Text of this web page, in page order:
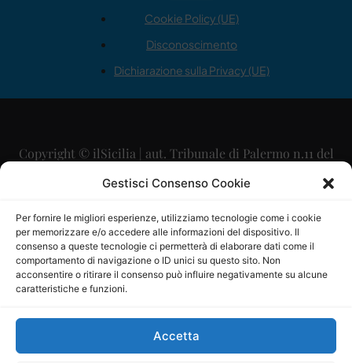
Gestisci Consenso Cookie
Per fornire le migliori esperienze, utilizziamo tecnologie come i cookie
per memorizzare e/o accedere alle informazioni del dispositivo. Il
consenso a queste tecnologie ci permetterà di elaborare dati come il
comportamento di navigazione o ID unici su questo sito. Non
acconsentire o ritirare il consenso può influire negativamente su alcune
caratteristiche e funzioni.
Accetta
Cookie Policy (UE)
Disconoscimento
Dichiarazione sulla Privacy (UE)
Copyright © ilSicilia | aut. Tribunale di Palermo n.11 del
29/09/2015
Direttore Editoriale: Maurizio Scaglione
Direttore Responsabile: Maria Calabrese
P.IVA: 06334930820
Mercurio Comunicazione Società Cooperativa a r.l. è